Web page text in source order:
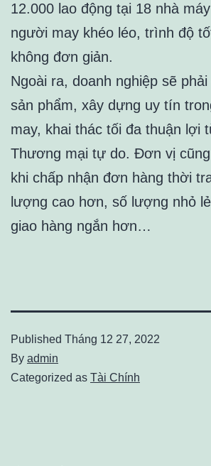
12.000 lao động tại 18 nhà
người may khéo léo, trình độ
không đơn giản.
Ngoài ra, doanh nghiệp sẽ
sản phẩm, xây dựng uy tín
may, khai thác tối đa thuận lợi
Thương mại tự do. Đơn vị cũng
khi chấp nhận đơn hàng thời
lượng cao hơn, số lượng nhỏ
giao hàng ngắn hơn…
Published Tháng 12 27, 2022
By admin
Categorized as Tài Chính